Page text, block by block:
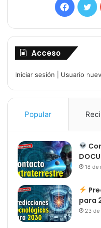
Acceso
Iniciar sesión Usuario
Popular
18 de
para
23